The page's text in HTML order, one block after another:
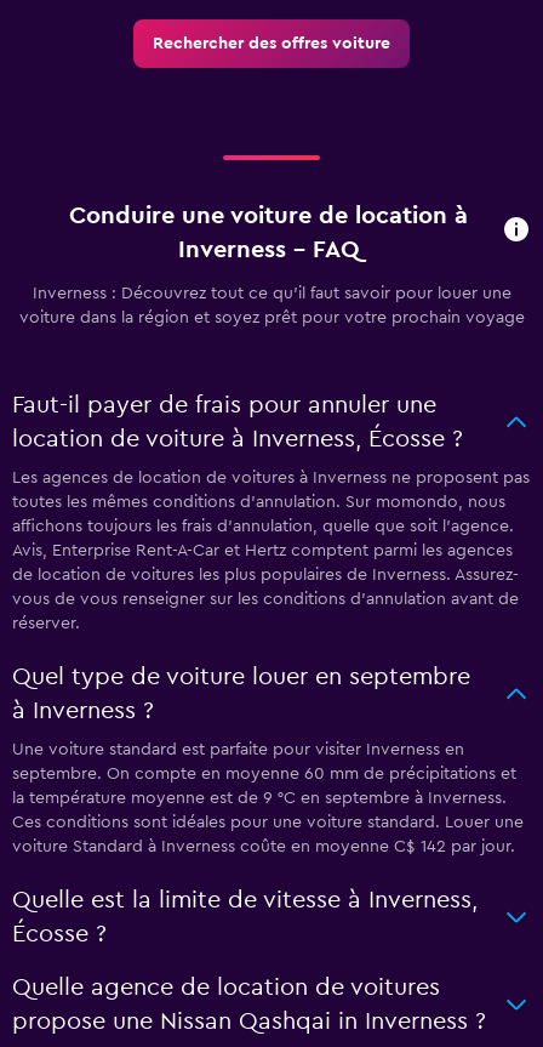
Rechercher des offres voiture
Conduire une voiture de location à
Inverness - FAQ
Inverness : Découvrez tout ce qu’il faut savoir pour louer une
voiture dans la région et soyez prêt pour votre prochain voyage
Faut-il payer de frais pour annuler une
location de voiture à Inverness, Écosse ?
Les agences de location de voitures à Inverness ne proposent pas
toutes les mêmes conditions d’annulation. Sur momondo, nous
affichons toujours les frais d’annulation, quelle que soit l’agence.
Avis, Enterprise Rent-A-Car et Hertz comptent parmi les agences
de location de voitures les plus populaires de Inverness. Assurez-
vous de vous renseigner sur les conditions d’annulation avant de
réserver.
Quel type de voiture louer en septembre
à Inverness ?
Une voiture standard est parfaite pour visiter Inverness en
septembre. On compte en moyenne 60 mm de précipitations et
la température moyenne est de 9 °C en septembre à Inverness.
Ces conditions sont idéales pour une voiture standard. Louer une
voiture Standard à Inverness coûte en moyenne C$ 142 par jour.
Quelle est la limite de vitesse à Inverness,
Écosse ?
Quelle agence de location de voitures
propose une Nissan Qashqai in Inverness ?